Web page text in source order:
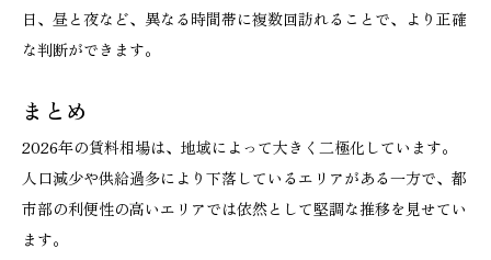
日、昼と夜など、異なる時間帯に複数回訪れることで、より正確
な判断ができます。
まとめ
2026年の賃料相場は、地域によって大きく二極化しています。
人口減少や供給過多により下落しているエリアがある一方で、都
市部の利便性の高いエリアでは依然として堅調な推移を見せてい
ます。